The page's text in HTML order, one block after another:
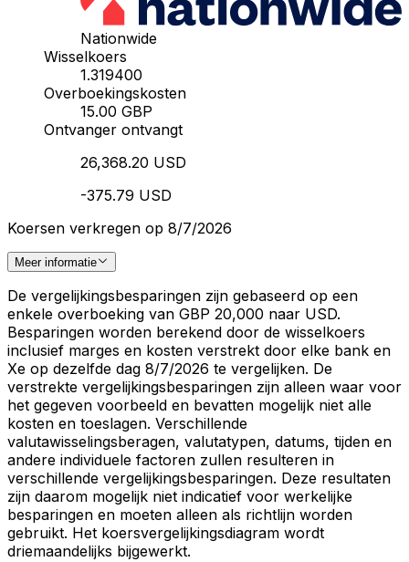
Nationwide
Wisselkoers
1.319400
Overboekingskosten
15.00 GBP
Ontvanger ontvangt
26,368.20 USD
-375.79 USD
Koersen verkregen op 8/7/2026
Meer informatie
De vergelijkingsbesparingen zijn gebaseerd op een
enkele overboeking van GBP 20,000 naar USD.
Besparingen worden berekend door de wisselkoers
inclusief marges en kosten verstrekt door elke bank en
Xe op dezelfde dag 8/7/2026 te vergelijken. De
verstrekte vergelijkingsbesparingen zijn alleen waar voor
het gegeven voorbeeld en bevatten mogelijk niet alle
kosten en toeslagen. Verschillende
valutawisselingsberagen, valutatypen, datums, tijden en
andere individuele factoren zullen resulteren in
verschillende vergelijkingsbesparingen. Deze resultaten
zijn daarom mogelijk niet indicatief voor werkelijke
besparingen en moeten alleen als richtlijn worden
gebruikt. Het koersvergelijkingsdiagram wordt
driemaandelijks bijgewerkt.